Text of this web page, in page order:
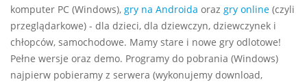
komputer PC (Windows), gry na Androida oraz gry online (czyli
przeglądarkowe) - dla dzieci, dla dziewczyn, dziewczynek i
chłopców, samochodowe. Mamy stare i nowe gry odlotowe!
Pełne wersje oraz demo. Programy do pobrania (Windows)
najpierw pobieramy z serwera (wykonujemy download,